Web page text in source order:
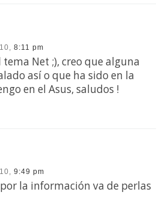
8:11 pm
Net ;), creo que alguna
así o que ha sido en la
en el Asus, saludos !
9:49 pm
la información va de perlas